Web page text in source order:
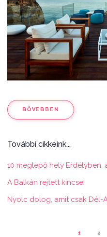
BŐVEBBEN
További cikkeink...
10 meglepő hely Erdélyben,
A Balkán rejtett kincsei
Nyolc dolog, amit csak Dél-
1 2